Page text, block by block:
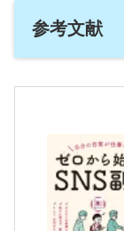
参考文献